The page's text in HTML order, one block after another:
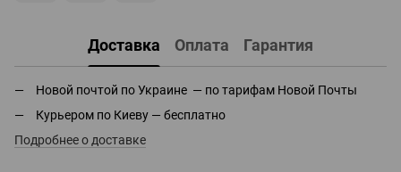
Доставка Оплата Гарантия
Новой почтой по Украине — по тарифам Новой Почты
Курьером по Киеву — бесплатно
Подробнее о доставке